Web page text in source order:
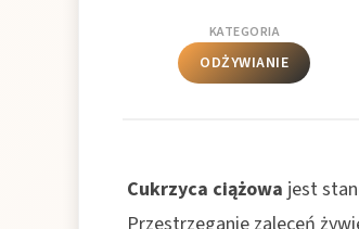
KATEGORIA
ODŻYWIANIE
Cukrzyca ciążowa jest